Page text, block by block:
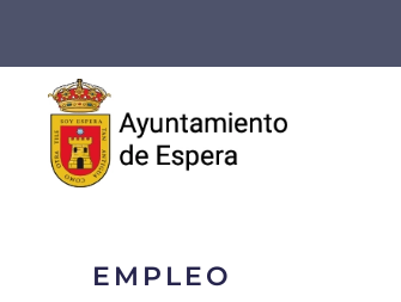
Skip to main content
EMPLEO